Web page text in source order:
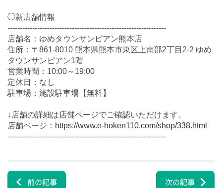
◯新店舗情報
----------------------------------------------------------------
店舗名：ゆめタウンサンピアン熊本店
住所： 〒861-8010 熊本県熊本市東区上南部2丁目2-2 ゆめ
タウンサンピアン1階
営業時間：10:00～19:00
定休日：なし
駐車場：施設駐車場【無料】
↓店舗の詳細は店舗ページでご確認いただけます。
店舗ページ： https://www.e-hoken110.com/shop/338.html
----------------------------------------------------------------
前の記事 次の記事